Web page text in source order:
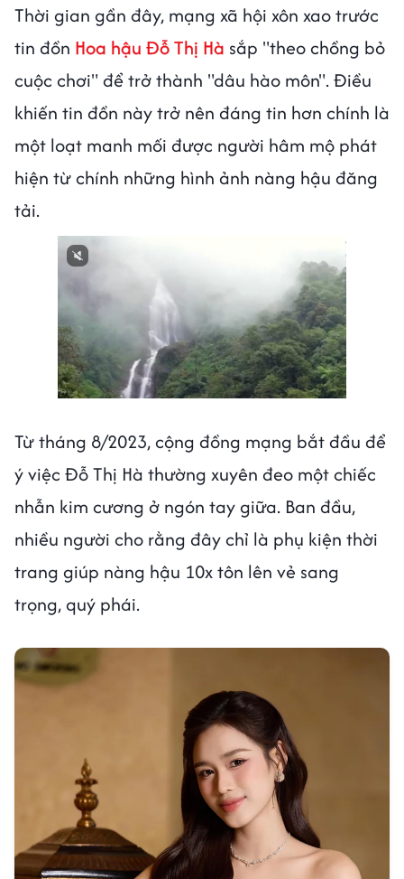
Thời gian gần đây, mạng xã hội xôn xao trước
tin đồn Hoa hậu Đỗ Thị Hà sắp "theo chồng bỏ
cuộc chơi" để trở thành "dâu hào môn". Điều
khiến tin đồn này trở nên đáng tin hơn chính là
một loạt manh mối được người hâm mộ phát
hiện từ chính những hình ảnh nàng hậu đăng
tải.
Next video in 3 Cancel
Từ tháng 8/2023, cộng đồng mạng bắt đầu để
ý việc Đỗ Thị Hà thường xuyên đeo một chiếc
nhẫn kim cương ở ngón tay giữa. Ban đầu,
nhiều người cho rằng đây chỉ là phụ kiện thời
trang giúp nàng hậu 10x tôn lên vẻ sang
trọng, quý phái.